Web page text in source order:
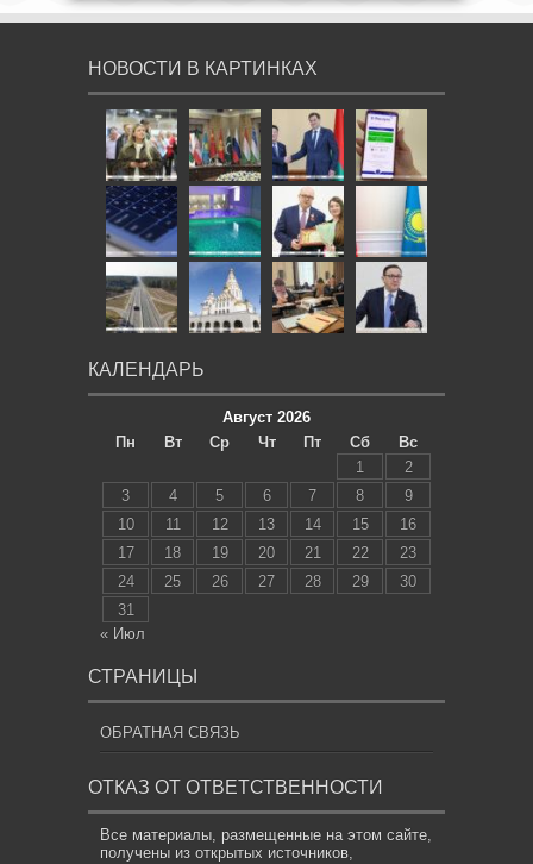
НОВОСТИ В КАРТИНКАХ
КАЛЕНДАРЬ
Август 2026
Пн
Вт Ср Чт Пт Сб
Вс
1
2
3
4 5 6 7 8
9
10
11 12 13 14 15
16
17
18 19 20 21 22
23
24
25 26 27 28 29
30
31
« Июл
СТРАНИЦЫ
ОБРАТНАЯ СВЯЗЬ
ОТКАЗ ОТ ОТВЕТСТВЕННОСТИ
Все материалы, размещенные на этом сайте,
получены из открытых источников,